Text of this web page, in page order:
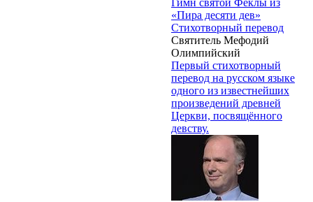
«Пира десяти дев»
Стихотворный перевод
Святитель Мефодий
Олимпийский
Первый стихотворный
перевод на русском языке
одного из известнейших
произведений древней
Церкви, посвящённого
девству.